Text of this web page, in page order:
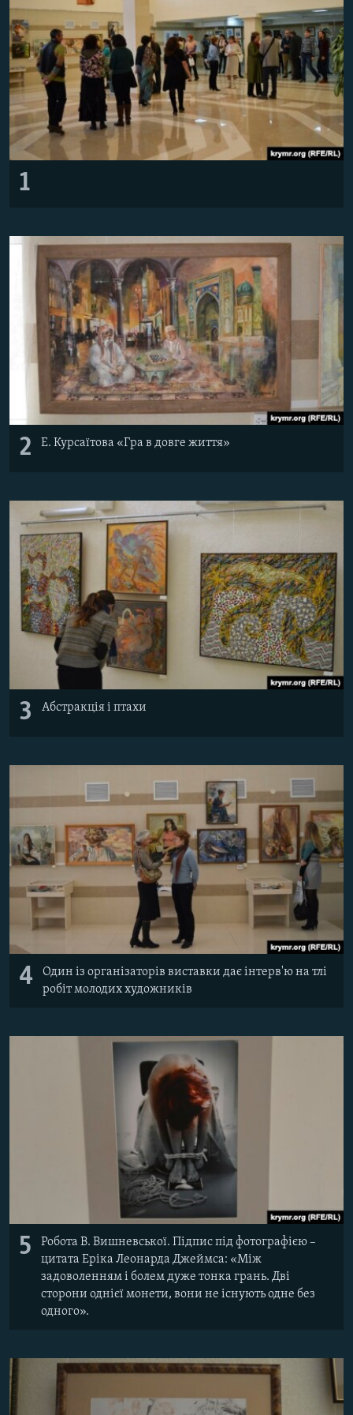
ВІДЕОУРОКИ «ELIFBE»
СВІДЧЕННЯ ОКУПАЦІЇ
УКРАЇНСЬКА ПРОБЛЕМА КРИМУ
ІНФОГРАФІКА
Русский
Qırımtatar
ДОЛУЧАЙСЯ!
Усі сайти RFE/RL
1
2 Е. Курсаїтова «Гра в довге життя»
3 Абстракція і птахи
4
Один із організаторів виставки дає інтерв'ю на тлі
робіт молодих художників
5
Робота В. Вишневської. Підпис під фотографією –
цитата Еріка Леонарда Джеймса: «Між
задоволенням і болем дуже тонка грань. Дві
сторони однієї монети, вони не існують одне без
одного».